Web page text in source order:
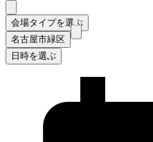
会場タイプを選ぶ
名古屋市緑区
日時を選ぶ